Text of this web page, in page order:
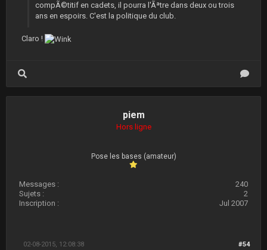
compÃ©titif en cadets, il pourra l'Ãªtre dans deux ou trois
ans en espoirs. C'est la politique du club.
Claro !
piem
Hors ligne
Pose les bases (amateur)
Messages :
240
Sujets :
2
Inscription :
Jul 2007
#54
02-08-2015, 12:08:38